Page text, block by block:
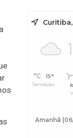
Curitiba,
15°
Sensação
Amanhã